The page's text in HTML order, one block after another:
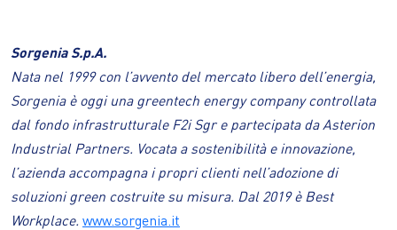
Sorgenia S.p.A.
Nata nel 1999 con l’avvento del mercato libero dell’energia,
Sorgenia è oggi una greentech energy company controllata
dal fondo infrastrutturale F2i Sgr e partecipata da Asterion
Industrial Partners. Vocata a sostenibilità e innovazione,
l’azienda accompagna i propri clienti nell’adozione di
soluzioni green costruite su misura. Dal 2019 è Best
Workplace. www.sorgenia.it